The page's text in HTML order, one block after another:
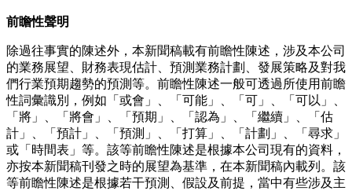
前瞻性聲明
除過往事實的陳述外，本新聞稿載有前瞻性陳述，涉及本公司
的業務展望、財務表現估計、預測業務計劃、發展策略及對我
們行業預期趨勢的預測等。前瞻性陳述一般可透過所使用前瞻
性詞彙識別，例如「或會」、「可能」、「可」、「可以」、
「將」、「將會」、「預期」、「認為」、「繼續」、「估
計」、「預計」、「預測」、「打算」、「計劃」、「尋求」
或「時間表」等。該等前瞻性陳述是根據本公司現有的資料，
亦按本新聞稿刊發之時的展望為基準，在本新聞稿內載列。該
等前瞻性陳述是根據若干預測、假設及前提，當中有些涉及主